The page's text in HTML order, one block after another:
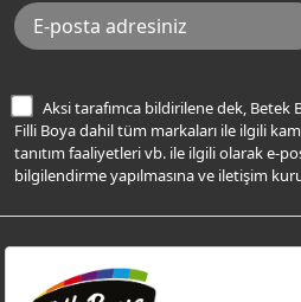
İnternet Sitesi Kullanım
KVKK Talep Formu
KVKK Aydınlatma Metni
Aksi tarafımca bildirilene dek, Betek
Filli Boya dahil tüm markaları ile ilgili
tanıtım faaliyetleri vb. ile ilgili olarak e-
bilgilendirme yapılmasına ve iletişim